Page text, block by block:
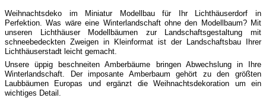
Weihnachtsdeko im Miniatur Modellbau für Ihr Lichthäuserdorf in
Perfektion. Was wäre eine Winterlandschaft ohne den Modellbaum? Mit
unseren Lichthäuser Modellbäumen zur Landschaftsgestaltung mit
schneebedeckten Zweigen in Kleinformat ist der Landschaftsbau Ihrer
Lichthäuserstadt leicht gemacht.
Unsere üppig beschneiten Amberbäume bringen Abwechslung in Ihre
Winterlandschaft. Der imposante Amberbaum gehört zu den größten
Laubbäumen Europas und ergänzt die Weihnachtsdekoration um ein
wichtiges Detail.